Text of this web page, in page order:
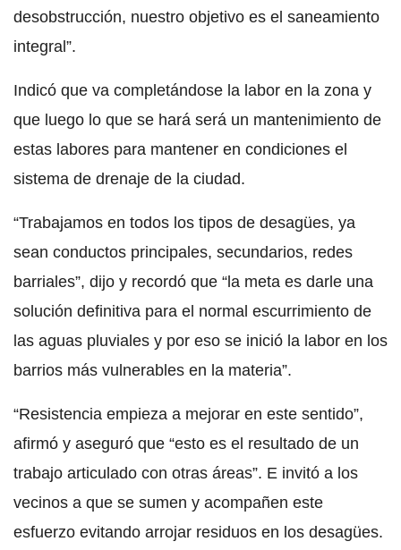
desobstrucción, nuestro objetivo es el saneamiento
integral”.
Indicó que va completándose la labor en la zona y
que luego lo que se hará será un mantenimiento de
estas labores para mantener en condiciones el
sistema de drenaje de la ciudad.
“Trabajamos en todos los tipos de desagües, ya
sean conductos principales, secundarios, redes
barriales”, dijo y recordó que “la meta es darle una
solución definitiva para el normal escurrimiento de
las aguas pluviales y por eso se inició la labor en los
barrios más vulnerables en la materia”.
“Resistencia empieza a mejorar en este sentido”,
afirmó y aseguró que “esto es el resultado de un
trabajo articulado con otras áreas”. E invitó a los
vecinos a que se sumen y acompañen este
esfuerzo evitando arrojar residuos en los desagües.